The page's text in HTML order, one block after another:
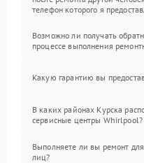
телефон которого я
Возможно ли получать
процессе выполнения
Какую гарантию вы
В каких районах Курска
сервисные центры Whirlpool?
Выполняете ли вы ремонт
лиц?